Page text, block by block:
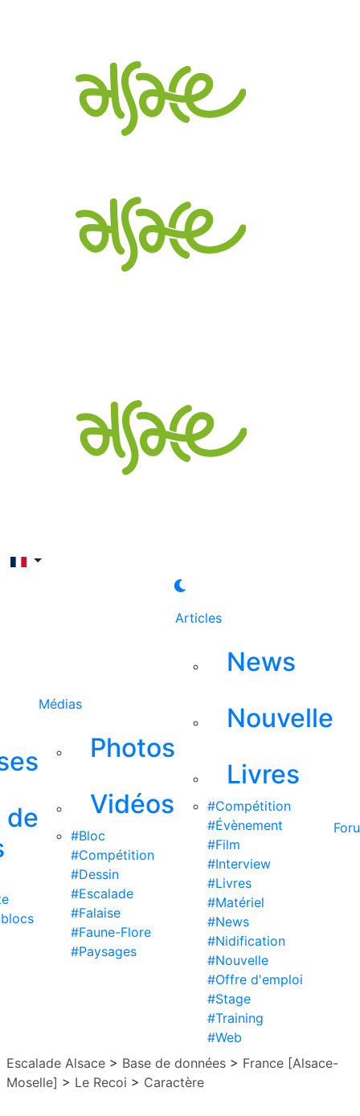
de
Médias
Photos
Vidéos
#Bloc
#Compétition
#Dessin
#Escalade
#Falaise
#Faune-Flore
#Paysages
Articles
News
Nouvelle
Livres
#Compétition
#Évènement
#Film
#Interview
#Livres
#Matériel
#News
#Nidification
#Nouvelle
#Offre d'emploi
#Stage
#Training
#Web
Escalade Alsace > Base de données > France [Alsace-
Moselle] > Le Recoi > Caractère